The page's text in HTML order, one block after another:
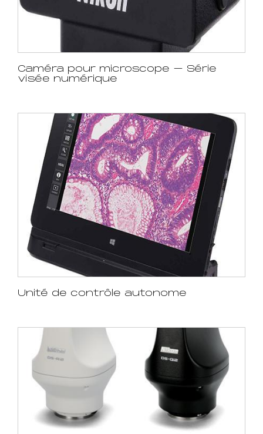
Caméra pour microscope – Série
visée numérique
Unité de contrôle autonome